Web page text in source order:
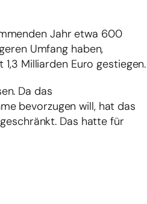
Jahr etwa 600
Umfang haben,
Milliarden Euro gestiegen.
Da das
bevorzugen will, hat das
Das hatte für